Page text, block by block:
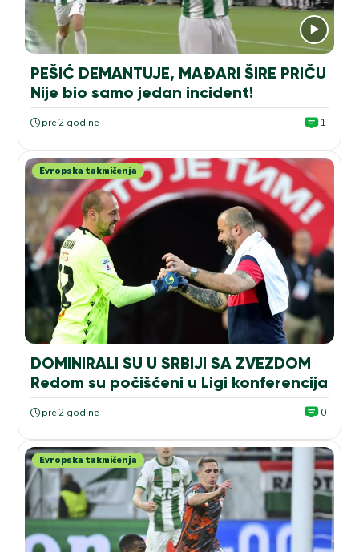
PEŠIĆ DEMANTUJE, MAĐARI ŠIRE PRIČU
Nije bio samo jedan incident!
pre 2 godine 1
Evropska takmičenja
DOMINIRALI SU U SRBIJI SA ZVEZDOM
Redom su počišćeni u Ligi konferencija
pre 2 godine 0
Evropska takmičenja